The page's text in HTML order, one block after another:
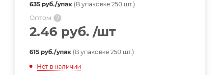
635 руб./упак (В упаковке 250 шт.)
Оптом ?
2.46 руб. /шт
615 руб./упак (В упаковке 250 шт.)
Нет в наличии